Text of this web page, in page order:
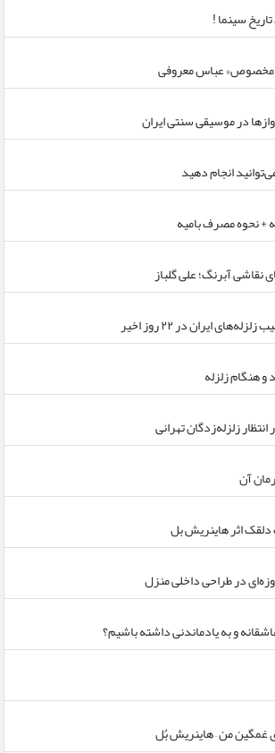
مخصوص» عباس معروفی
در موسیقی سنتی ایران
+ نحوه مصرف بامیه
آبرنگ؛ علی گلباز
ایران در ۲۲ روز اخیر
و هنگام زلزله
زلزله‌زدگان تهرانی
اثر هاینریش بل
در طراحی داخلی منزل
و به یادماندنی داشته باشیم؟
غمگین من – هاینریش بُل